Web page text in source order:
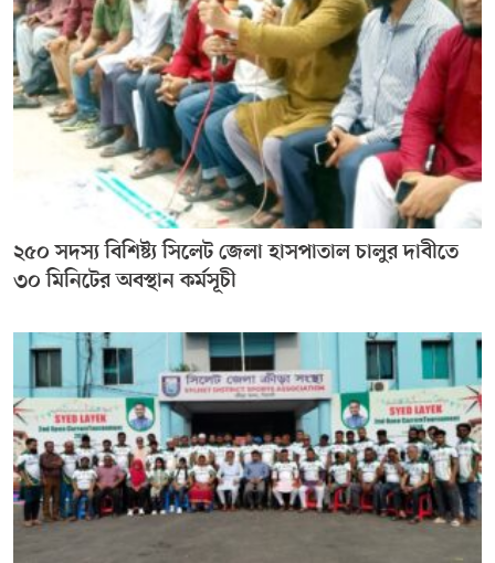
২৫০ সদস্য বিশিষ্ট্য সিলেট জেলা হাসপাতাল চালুর দাবীতে
৩০ মিনিটের অবস্থান কর্মসূচী